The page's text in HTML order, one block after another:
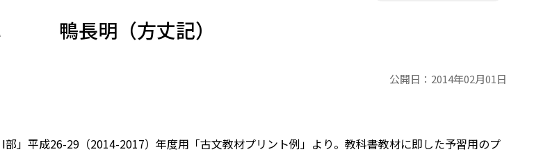
鴨長明（方丈記）
公開日： 2014年02月01日
部」平成26-29（2014-2017）年度用「古文教材プリント例」より。教科書教材に即した予習用のプ